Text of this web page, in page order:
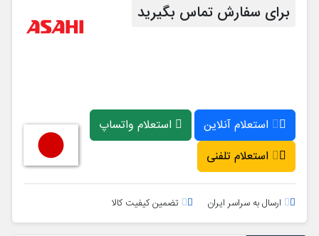
برای سفارش تماس بگیرید
استعلام آنلاین
استعلام واتساپ
استعلام تلفنی
ارسال به سراسر ایران تضمین کیفیت کالا